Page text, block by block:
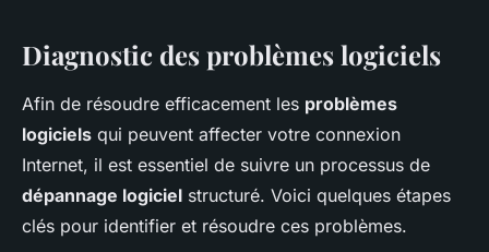
Diagnostic des problèmes logiciels
Afin de résoudre efficacement les problèmes
logiciels qui peuvent affecter votre connexion
Internet, il est essentiel de suivre un processus de
dépannage logiciel structuré. Voici quelques étapes
clés pour identifier et résoudre ces problèmes.